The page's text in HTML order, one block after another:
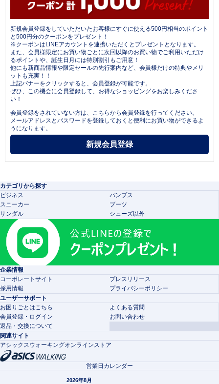
新規会員登録をしていただいたお客様にすぐに使える500円相当のポイント
と500円分のクーポンをプレゼント！
※クーポンはLINEアカウントを連携いただくとプレゼントとなります。
また、会員様限定にお買い物ごとに次回以降のお買い物でご利用いただけ
るポイントや、誕生日月には特別割引もご用意！
他にも新商品情報や限定セールの先行案内など、会員様だけの特典やメリ
ットも充実！！
上記バナーをクリックすると、会員登録が可能です。
ぜひ、この機会に会員登録して、お得なショッピングをお楽しみくださ
い！
会員登録をされていない方は、こちらから会員登録を行ってください。
メールアドレスとパスワードを登録しておくと便利にお買い物ができるよ
うになります。
カテゴリから探す
ビジネス
パンプス
スニーカー
ブーツ
サンダル
シューズ以外
企業情報
コーポレートサイト
プレスリリース
採用情報
プライバシーポリシー
ユーザーサポート
お困りごとはこちら
よくある質問
会員登録・ログイン
お問い合わせ
返品・交換について
関連サイト
アシックスウォーキングオンラインストア
営業日カレンダー
2026年8月